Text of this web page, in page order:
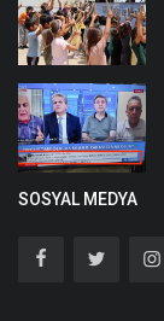
SOSYAL MEDYA